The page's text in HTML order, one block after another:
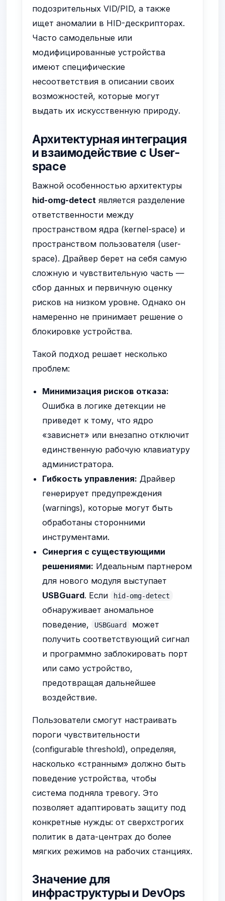
подозрительных VID/PID, а также
ищет аномалии в HID-дескрипторах.
Часто самодельные или
модифицированные устройства
имеют специфические
несоответствия в описании своих
возможностей, которые могут
выдать их искусственную природу.
Архитектурная интеграция
и взаимодействие с User-
space
Важной особенностью архитектуры
hid-omg-detect является разделение
ответственности между
пространством ядра (kernel-space) и
пространством пользователя (user-
space). Драйвер берет на себя самую
сложную и чувствительную часть —
сбор данных и первичную оценку
рисков на низком уровне. Однако он
намеренно не принимает решение о
блокировке устройства.
Такой подход решает несколько
проблем:
Минимизация рисков отказа:
Ошибка в логике детекции не
приведет к тому, что ядро
«зависнет» или внезапно отключит
единственную рабочую клавиатуру
администратора.
Гибкость управления: Драйвер
генерирует предупреждения
(warnings), которые могут быть
обработаны сторонними
инструментами.
Синергия с существующими
решениями: Идеальным партнером
для нового модуля выступает
USBGuard. Если hid-omg-detect
обнаруживает аномальное
поведение,
USBGuard
может
получить соответствующий сигнал
и программно заблокировать порт
или само устройство,
предотвращая дальнейшее
воздействие.
Пользователи смогут настраивать
пороги чувствительности
(configurable threshold), определяя,
насколько «странным» должно быть
поведение устройства, чтобы
система подняла тревогу. Это
позволяет адаптировать защиту под
конкретные нужды: от сверхстрогих
политик в дата-центрах до более
мягких режимов на рабочих станциях.
Значение для
инфраструктуры и DevOps